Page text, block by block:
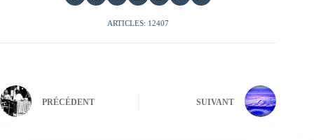
ARTICLES: 12407
PRÉCÉDENT SUIVANT